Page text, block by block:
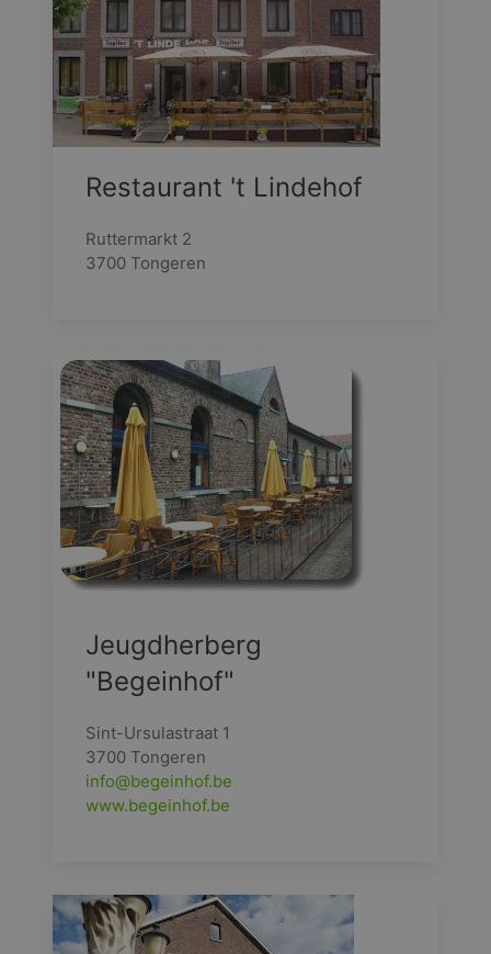
Restaurant 't Lindehof
Ruttermarkt 2
3700 Tongeren
Jeugdherberg
"Begeinhof"
Sint-Ursulastraat 1
3700 Tongeren
info@begeinhof.be
www.begeinhof.be